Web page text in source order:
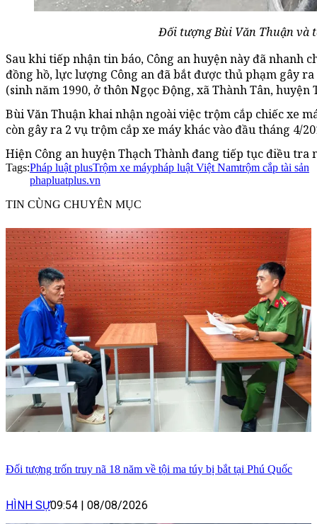
Đối tượng Bùi Văn Thuận và
Sau khi tiếp nhận tin báo, Công an huyện này đã nhanh
đồng hồ, lực lượng Công an đã bắt được thủ phạm gây
(sinh năm 1990, ở thôn Ngọc Động, xã Thành Tân, huyện
Bùi Văn Thuận khai nhận ngoài việc trộm cắp chiếc xe
còn gây ra 2 vụ trộm cắp xe máy khác vào đầu tháng 4/
Hiện Công an huyện Thạch Thành đang tiếp tục điều tra
Tags:Pháp luật plusTrộm xe máypháp luật Việt Namtrộm cắp tài sản
phapluatplus.vn
TIN CÙNG CHUYÊN MỤC
Đối tượng trốn truy nã 18 năm về tội ma túy bị bắt tại Phú Quốc
HÌNH SỰ09:54 08/08/2026